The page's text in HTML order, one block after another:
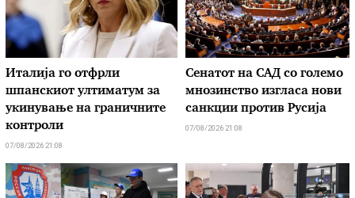
Италија го отфрли
шпанскиот ултиматум за
укинување на граничните
контроли
07/08/2026 21:08
Сенатот на САД со големо
мнозинство изгласа нови
санкции против Русија
07/08/2026 21:08